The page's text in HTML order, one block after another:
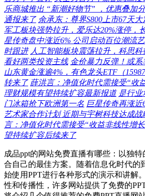
乐商城推出 “新潮好物节” ，优惠叠加
通报来了 余承东：尊界S800上市67天
军工板块强势拉升，爱乐达20%涨停，
星传奇盘中涨近6% 公司启动百位潮流
时跟进 人工智能板块震荡拉升，科思
看好两类投资主线 金价暴力反弹！或系
山东黄金涨逾4%，有色龙头ETF（
转来了 薛洪言：净值化时代需接受“收
理财规模有望持续扩容最新报道 是行业
门冰箱抢下欧洲第一名 巨星传奇再涨近
艺术家合作计划 近期与宇树科技达成
言：净值化时代需接受“收益非线性增
望持续扩容后续来了
成品ppt的网站免费直播有哪些：以独
合自己的最佳方案。随着信息化时代的
始使用PPT进行各种形式的演示和讲解
性和传播性，许多网站提供了免费的